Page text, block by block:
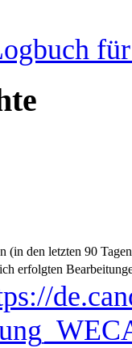
(in den letzten 90
erfolgten